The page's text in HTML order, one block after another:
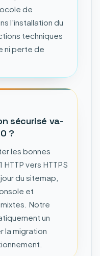
de
l'installation du
techniques
ni perte de
sécurisé va-
?
les bonnes
vers HTTPS
du sitemap,
et
Notre
un
la migration